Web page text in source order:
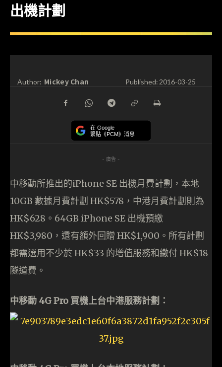
出機計劃
Author: Mickey Chan Published:2016-03-25
在 Google
緊貼《PCM》消息
- 廣告 -
中移動所推出的iPhone SE 出機月費計劃，本地
10GB 數據月費計劃 HK$578，中港月費計劃則為
HK$628。64GB iPhone SE 出機預繳
HK$3,980，還有額外回贈 HK$1,900。所有計劃
都需選用不少於 HK$33 的增值服務和繳付 HK$18
隧道費。
中移動 4G Pro 買機上台中港服務計劃：